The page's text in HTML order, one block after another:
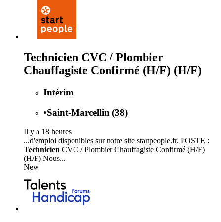
Technicien CVC / Plombier
Chauffagiste Confirmé (H/F) (H/F)
Intérim
•Saint-Marcellin (38)
Il y a 18 heures
...d'emploi disponibles sur notre site startpeople.fr. POSTE :
Technicien CVC / Plombier Chauffagiste Confirmé (H/F)
(H/F) Nous...
New